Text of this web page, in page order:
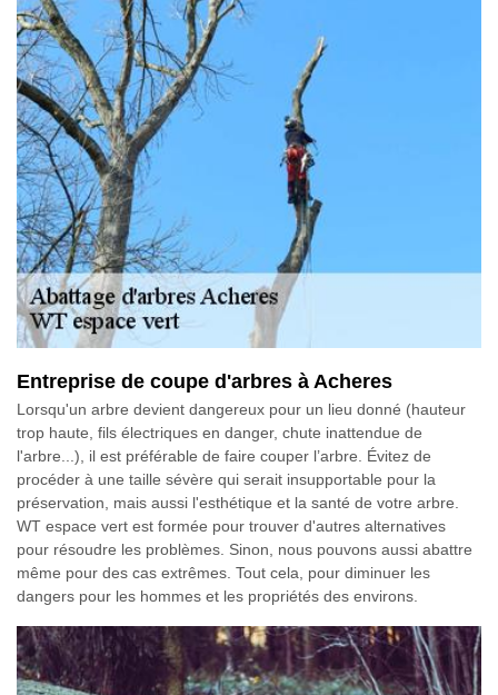
Entreprise de coupe d'arbres à Acheres
Lorsqu'un arbre devient dangereux pour un lieu donné (hauteur
trop haute, fils électriques en danger, chute inattendue de
l'arbre...), il est préférable de faire couper l’arbre. Évitez de
procéder à une taille sévère qui serait insupportable pour la
préservation, mais aussi l'esthétique et la santé de votre arbre.
WT espace vert est formée pour trouver d'autres alternatives
pour résoudre les problèmes. Sinon, nous pouvons aussi abattre
même pour des cas extrêmes. Tout cela, pour diminuer les
dangers pour les hommes et les propriétés des environs.